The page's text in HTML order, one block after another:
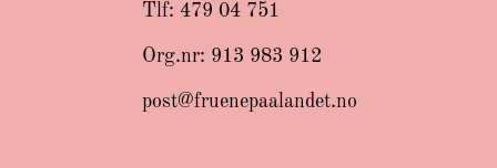
Tlf: 479 04 751
Org.nr: 913 983 912
post@fruenepaalandet.no